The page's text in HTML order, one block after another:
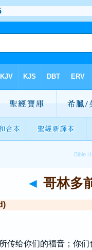
◄ 哥林多
传给你们的福音；你